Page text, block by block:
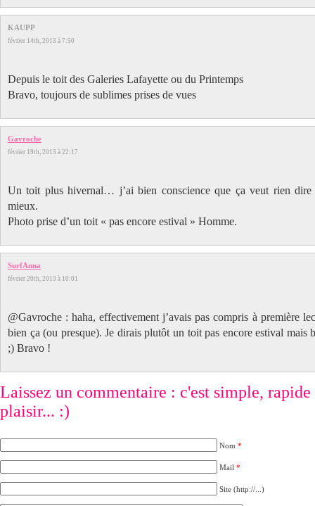
KAUPP
février 14th, 2013 à 7:50
Depuis le toit des Galeries Lafayette ou du Printemps
Bravo, toujours de sublimes prises de vues
Gavroche
février 19th, 2013 à 22:17
Un toit plus hivernal… j’ai bien conscience que ça veut rien dire
mieux.
Photo prise d’un toit « pas encore estival » Homme.
SurfAnna
février 20th, 2013 à 10:01
@Gavroche : haha, effectivement j’avais pas compris à première
bien ça (ou presque). Je dirais plutôt un toit pas encore estival mais
;) Bravo !
Laissez un commentaire : c'est simple,
plaisir... :)
Nom *
Mail *
Site (http://...)